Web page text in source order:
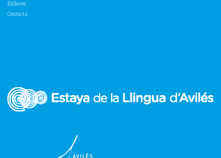
Enllaces
Contactu